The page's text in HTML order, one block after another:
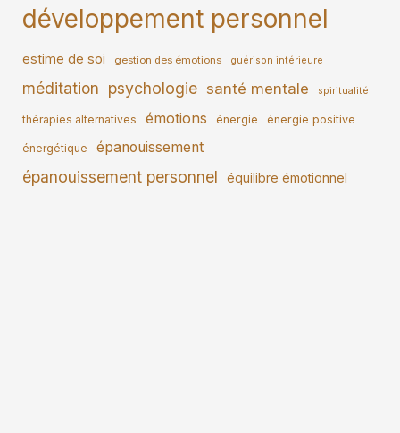
développement personnel
estime de soi gestion des émotions guérison intérieure
méditation psychologie santé mentale spiritualité
thérapies alternatives émotions énergie énergie positive
énergétique épanouissement
épanouissement personnel équilibre émotionnel